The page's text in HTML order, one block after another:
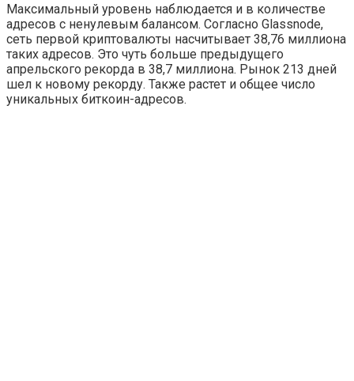
Максимальный уровень наблюдается и в количестве
адресов с ненулевым балансом. Согласно Glassnode,
сеть первой криптовалюты насчитывает 38,76 миллиона
таких адресов. Это чуть больше предыдущего
апрельского рекорда в 38,7 миллиона. Рынок 213 дней
шел к новому рекорду. Также растет и общее число
уникальных биткоин-адресов.